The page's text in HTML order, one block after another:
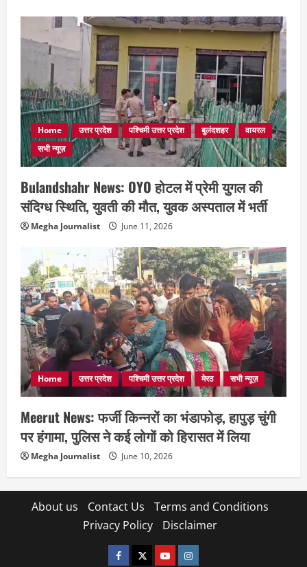
Home उत्तर प्रदेश पश्चिमी उत्तर प्रदेश बुलंदशहर
वायरल
सभी न्यूज़
Bulandshahr News: OYO होटल में प्रेमी युगल की
संदिग्ध स्थिति, युवती की मौत, युवक अस्पताल में भर्ती
Megha Journalist June 11, 2026
Home उत्तर प्रदेश पश्चिमी उत्तर प्रदेश मेरठ सभी न्यूज़
Meerut News: फर्जी किन्नरों का भंडाफोड़, हापुड़ चुंगी
पर हंगामा, पुलिस ने कई लोगों को हिरासत में लिया
Megha Journalist June 10, 2026
About us Contact Us
Terms and Conditions
Privacy Policy
Disclaimer
facebooktwitterYOUTUBE
instagram